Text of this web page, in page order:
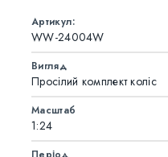
Артикул:
WW-24004W
Вигляд
Просілий комплект коліс
Масштаб
1:24